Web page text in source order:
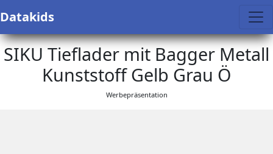
Datakids
SIKU Tieflader mit Bagger Metall
Kunststoff Gelb Grau Ö
Werbepräsentation